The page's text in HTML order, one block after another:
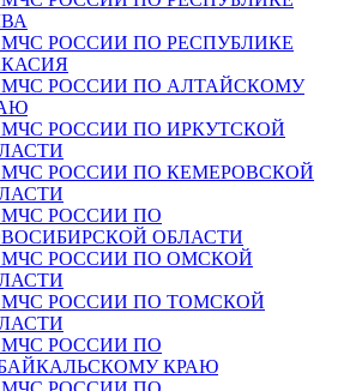
МЧС РОССИИ ПО РЕСПУБЛИКЕ
МЧС РОССИИ ПО АЛТАЙСКОМУ
МЧС РОССИИ ПО ИРКУТСКОЙ
МЧС РОССИИ ПО КЕМЕРОВСКОЙ
МЧС РОССИИ ПО
ОБЛАСТИ
МЧС РОССИИ ПО ОМСКОЙ
МЧС РОССИИ ПО ТОМСКОЙ
МЧС РОССИИ ПО
КРАЮ